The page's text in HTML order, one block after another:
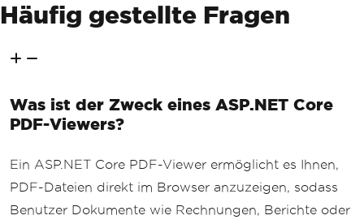
Häufig gestellte Fragen
Was ist der Zweck eines ASP.NET Core
PDF-Viewers?
Ein ASP.NET Core PDF-Viewer ermöglicht es Ihnen,
PDF-Dateien direkt im Browser anzuzeigen, sodass
Benutzer Dokumente wie Rechnungen, Berichte oder